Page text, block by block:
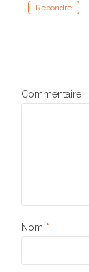
Répondre
Commentaire
Nom *